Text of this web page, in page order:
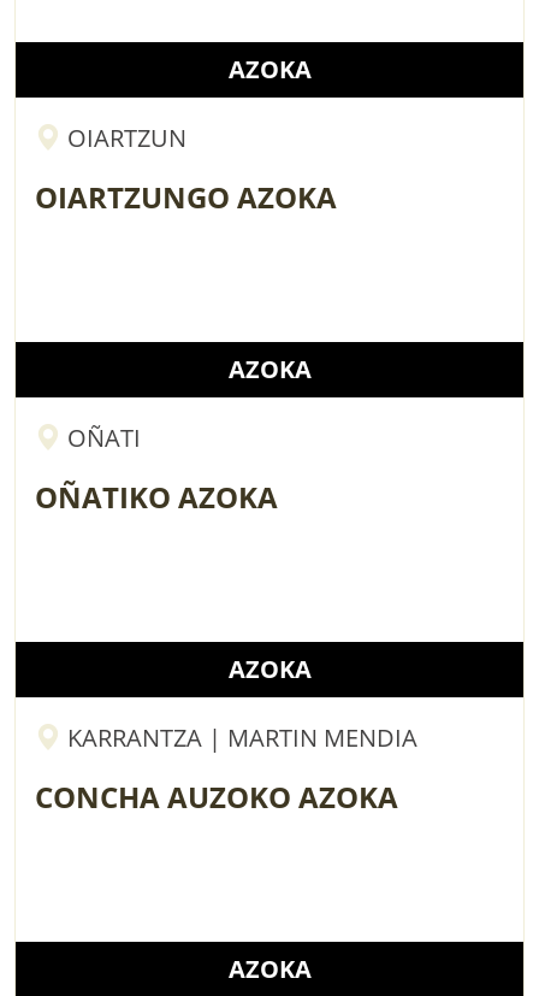
AZOKA
OIARTZUN
OIARTZUNGO AZOKA
AZOKA
OÑATI
OÑATIKO AZOKA
AZOKA
KARRANTZA | MARTIN MENDIA
CONCHA AUZOKO AZOKA
AZOKA